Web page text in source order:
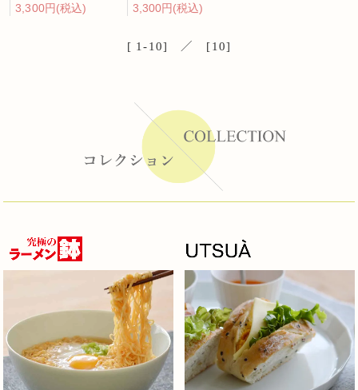
3,300円(税込)
3,300円(税込)
[ 1-10] ／ [10]